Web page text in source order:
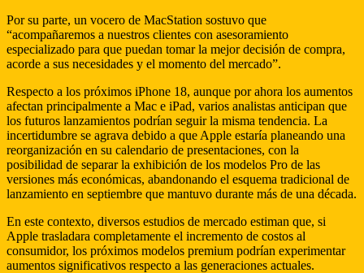
Por su parte, un vocero de MacStation sostuvo que
“acompañaremos a nuestros clientes con asesoramiento
especializado para que puedan tomar la mejor decisión de compra,
acorde a sus necesidades y el momento del mercado”.
Respecto a los próximos iPhone 18, aunque por ahora los aumentos
afectan principalmente a Mac e iPad, varios analistas anticipan que
los futuros lanzamientos podrían seguir la misma tendencia. La
incertidumbre se agrava debido a que Apple estaría planeando una
reorganización en su calendario de presentaciones, con la
posibilidad de separar la exhibición de los modelos Pro de las
versiones más económicas, abandonando el esquema tradicional de
lanzamiento en septiembre que mantuvo durante más de una década.
En este contexto, diversos estudios de mercado estiman que, si
Apple trasladara completamente el incremento de costos al
consumidor, los próximos modelos premium podrían experimentar
aumentos significativos respecto a las generaciones actuales.